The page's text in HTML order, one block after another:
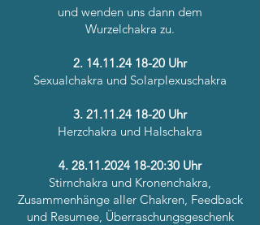
und wenden uns dann dem
Wurzelchakra zu.
2. 14.11.24 18-20 Uhr
Sexualchakra und Solarplexuschakra
3. 21.11.24 18-20 Uhr
Herzchakra und Halschakra
4. 28.11.2024 18-20:30 Uhr
Stirnchakra und Kronenchakra,
Zusammenhänge aller Chakren, Feedback
und Resumee, Überraschungsgeschenk